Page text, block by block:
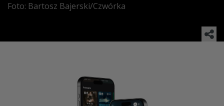
Foto: Bartosz Bajerski/Czwórka